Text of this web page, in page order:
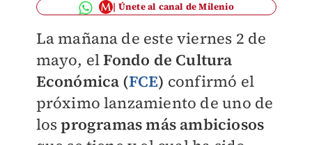
Únete al canal de Milenio
La mañana de este viernes 2 de
mayo, elFondo de Cultura
Económica (FCE) confirmó el
próximo lanzamiento de uno de
losprogramas más ambiciosos